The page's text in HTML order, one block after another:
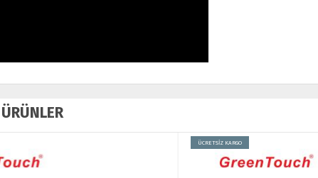
ÜCRETSİZ KARGO